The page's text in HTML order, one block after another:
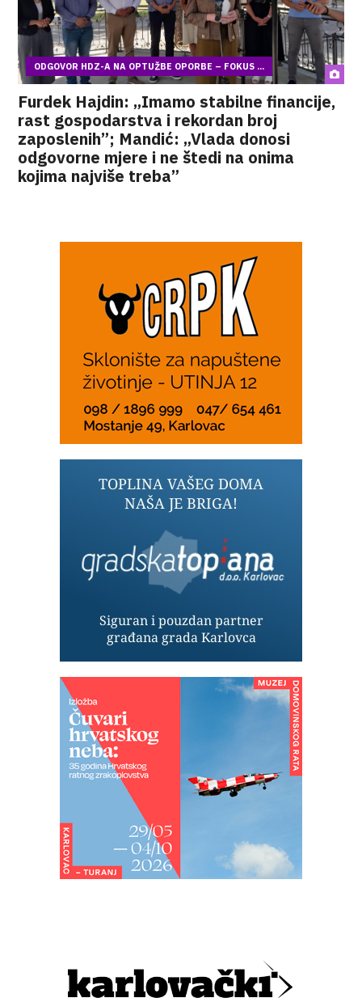
ODGOVOR HDZ-A NA OPTUŽBE OPORBE – FOKUS ...
Furdek Hajdin: „Imamo stabilne financije,
rast gospodarstva i rekordan broj
zaposlenih”; Mandić: „Vlada donosi
odgovorne mjere i ne štedi na onima
kojima najviše treba”